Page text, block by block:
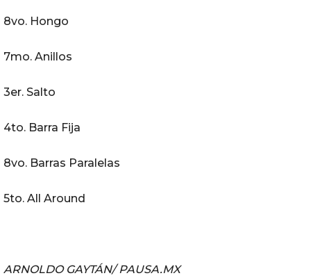
8vo. Hongo
7mo. Anillos
3er. Salto
4to. Barra Fija
8vo. Barras Paralelas
5to. All Around
ARNOLDO GAYTÁN/ PAUSA.MX